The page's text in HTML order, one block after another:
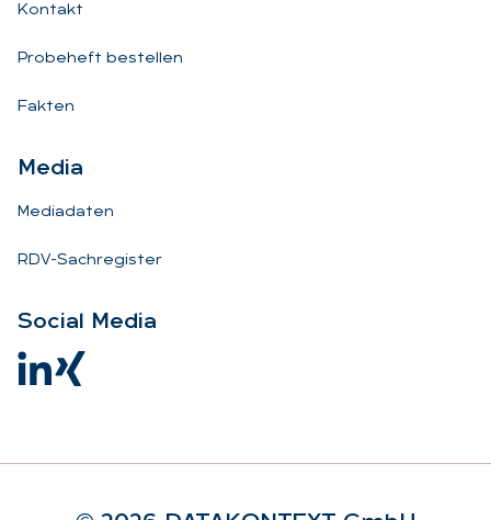
Kontakt
Probeheft bestellen
Fakten
Me­dia
Mediadaten
RDV-Sachregister
So­ci­al Me­dia